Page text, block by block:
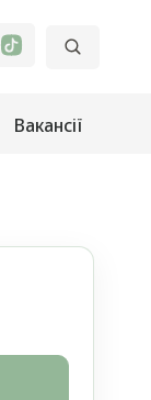
Вакансії